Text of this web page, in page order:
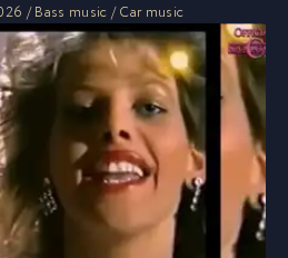
/ Bass music / Car music